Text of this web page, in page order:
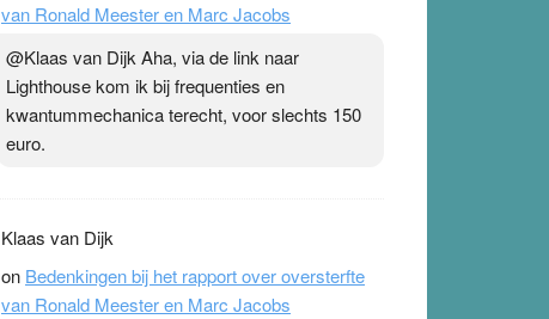
van Ronald Meester en Marc Jacobs
@Klaas van Dijk Aha, via de link naar
Lighthouse kom ik bij frequenties en
kwantummechanica terecht, voor slechts 150
euro.
Klaas van Dijk
on Bedenkingen bij het rapport over oversterfte
van Ronald Meester en Marc Jacobs